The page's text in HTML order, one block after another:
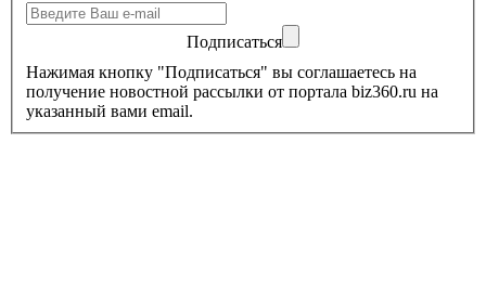
Подписаться
Нажимая кнопку "Подписаться" вы соглашаетесь на
получение новостной рассылки от портала biz360.ru на
указанный вами email.